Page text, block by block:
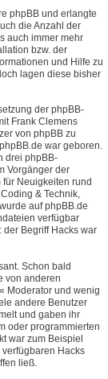
phpBB und erlangte
die Anzahl der
auch immer mehr
bzw. der
und Hilfe zu
lagen diese bisher
der phpBB-
Frank Clemens
von phpBB zu
war geboren.
drei phpBB-
Vorgänger der
Neuigkeiten rund
& Technik,
auf phpBB.de
verfügbar
Begriff Hacks war
Schon bald
von anderen
Moderator und wenig
andere Benutzer
und gaben ihr
oder programmierten
war zum Beispiel
Hacks
ließ.